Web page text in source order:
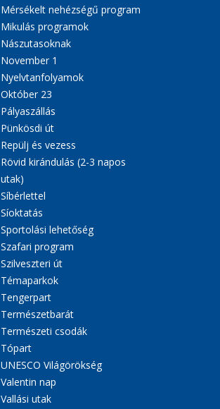
Mérsékelt nehézségű program
Mikulás programok
Nászutasoknak
November 1
Nyelvtanfolyamok
Október 23
Pályaszállás
Pünkösdi út
Repülj és vezess
Rövid kirándulás (2-3 napos
utak)
Síbérlettel
Síoktatás
Sportolási lehetőség
Szafari program
Szilveszteri út
Témaparkok
Tengerpart
Természetbarát
Természeti csodák
Tópart
UNESCO Világörökség
Valentin nap
Vallási utak